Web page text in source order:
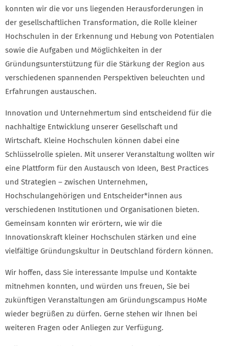
konnten wir die vor uns liegenden Herausforderungen in
der gesellschaftlichen Transformation, die Rolle kleiner
Hochschulen in der Erkennung und Hebung von Potentialen
sowie die Aufgaben und Möglichkeiten in der
Gründungsunterstützung für die Stärkung der Region aus
verschiedenen spannenden Perspektiven beleuchten und
Erfahrungen austauschen.
Innovation und Unternehmertum sind entscheidend für die
nachhaltige Entwicklung unserer Gesellschaft und
Wirtschaft. Kleine Hochschulen können dabei eine
Schlüsselrolle spielen. Mit unserer Veranstaltung wollten wir
eine Plattform für den Austausch von Ideen, Best Practices
und Strategien – zwischen Unternehmen,
Hochschulangehörigen und Entscheider*innen aus
verschiedenen Institutionen und Organisationen bieten.
Gemeinsam konnten wir erörtern, wie wir die
Innovationskraft kleiner Hochschulen stärken und eine
vielfältige Gründungskultur in Deutschland fördern können.
Wir hoffen, dass Sie interessante Impulse und Kontakte
mitnehmen konnten, und würden uns freuen, Sie bei
zukünftigen Veranstaltungen am Gründungscampus HoMe
wieder begrüßen zu dürfen. Gerne stehen wir Ihnen bei
weiteren Fragen oder Anliegen zur Verfügung.